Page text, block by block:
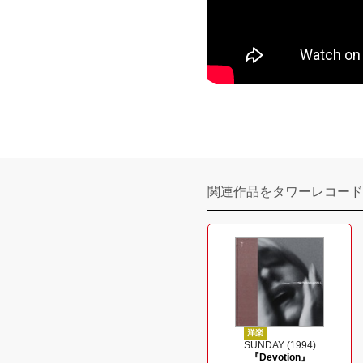
関連作品をタワーレコー
洋楽
SUNDAY (1994)
『Devotion』